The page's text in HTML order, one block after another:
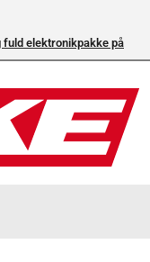
fuld elektronikpakke på